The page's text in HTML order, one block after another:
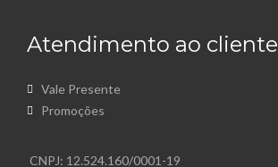
Atendimento ao cliente
Vale Presente
Promoções
CNPJ: 12.524.160/0001-19